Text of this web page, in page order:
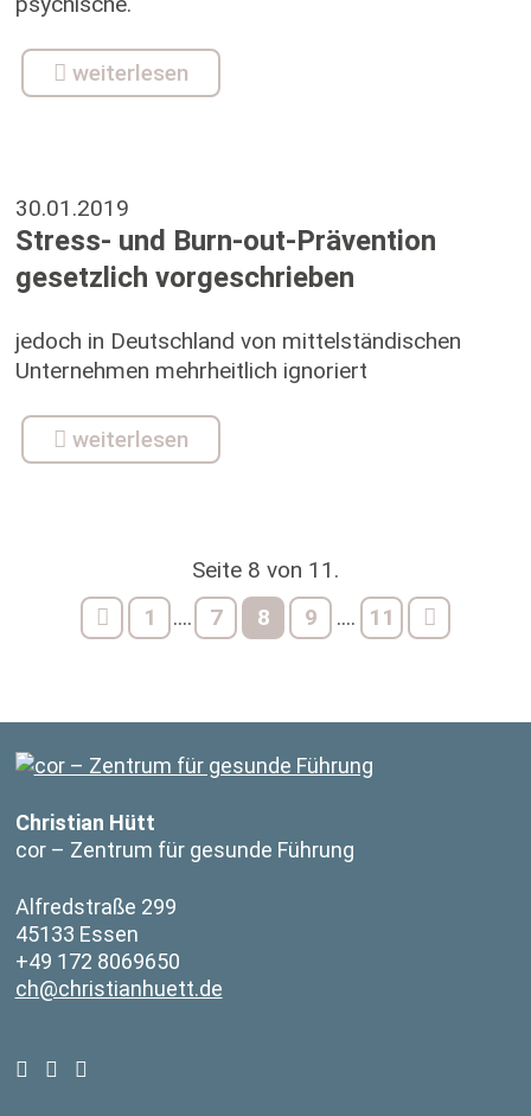
weiterlesen
30.01.2019
Stress- und Burn-out-Prävention
gesetzlich vorgeschrieben
jedoch in Deutschland von mittelständischen
Unternehmen mehrheitlich ignoriert
weiterlesen
Seite 8 von 11.
1
.... 7 8 9 .... 11
Christian Hütt
cor – Zentrum für gesunde Führung
Alfredstraße 299
45133 Essen
+49 172 8069650
ch@christianhuett.de